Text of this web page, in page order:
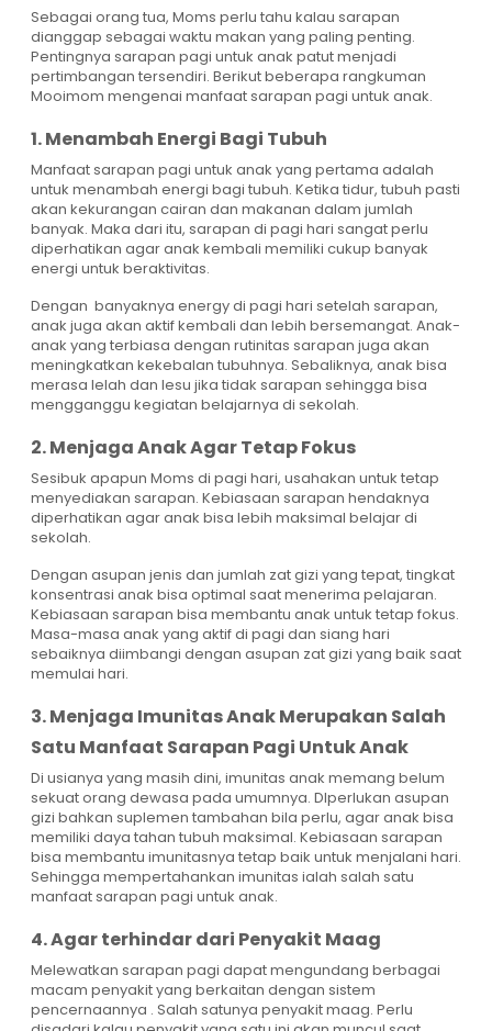
Sebagai orang tua, Moms perlu tahu kalau sarapan
dianggap sebagai waktu makan yang paling penting.
Pentingnya sarapan pagi untuk anak patut menjadi
pertimbangan tersendiri. Berikut beberapa rangkuman
Mooimom mengenai manfaat sarapan pagi untuk anak.
1. Menambah Energi Bagi Tubuh
Manfaat sarapan pagi untuk anak yang pertama adalah
untuk menambah energi bagi tubuh. Ketika tidur, tubuh pasti
akan kekurangan cairan dan makanan dalam jumlah
banyak. Maka dari itu, sarapan di pagi hari sangat perlu
diperhatikan agar anak kembali memiliki cukup banyak
energi untuk beraktivitas.
Dengan banyaknya energy di pagi hari setelah sarapan,
anak juga akan aktif kembali dan lebih bersemangat. Anak-
anak yang terbiasa dengan rutinitas sarapan juga akan
meningkatkan kekebalan tubuhnya. Sebaliknya, anak bisa
merasa lelah dan lesu jika tidak sarapan sehingga bisa
mengganggu kegiatan belajarnya di sekolah.
2. Menjaga Anak Agar Tetap Fokus
Sesibuk apapun Moms di pagi hari, usahakan untuk tetap
menyediakan sarapan. Kebiasaan sarapan hendaknya
diperhatikan agar anak bisa lebih maksimal belajar di
sekolah.
Dengan asupan jenis dan jumlah zat gizi yang tepat, tingkat
konsentrasi anak bisa optimal saat menerima pelajaran.
Kebiasaan sarapan bisa membantu anak untuk tetap fokus.
Masa-masa anak yang aktif di pagi dan siang hari
sebaiknya diimbangi dengan asupan zat gizi yang baik saat
memulai hari.
3. Menjaga Imunitas Anak Merupakan Salah
Satu Manfaat Sarapan Pagi Untuk Anak
Di usianya yang masih dini, imunitas anak memang belum
sekuat orang dewasa pada umumnya. DIperlukan asupan
gizi bahkan suplemen tambahan bila perlu, agar anak bisa
memiliki daya tahan tubuh maksimal. Kebiasaan sarapan
bisa membantu imunitasnya tetap baik untuk menjalani hari.
Sehingga mempertahankan imunitas ialah salah satu
manfaat sarapan pagi untuk anak.
4. Agar terhindar dari Penyakit Maag
Melewatkan sarapan pagi dapat mengundang berbagai
macam penyakit yang berkaitan dengan sistem
pencernaannya . Salah satunya penyakit maag. Perlu